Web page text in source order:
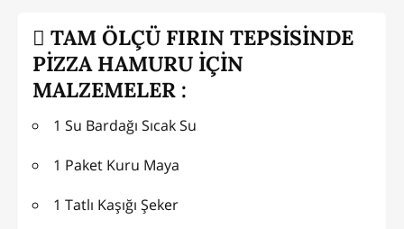
TAM ÖLÇÜ FIRIN TEPSİSİNDE
PİZZA HAMURU İÇİN
MALZEMELER :
1 Su Bardağı Sıcak Su
1 Paket Kuru Maya
1 Tatlı Kaşığı Şeker